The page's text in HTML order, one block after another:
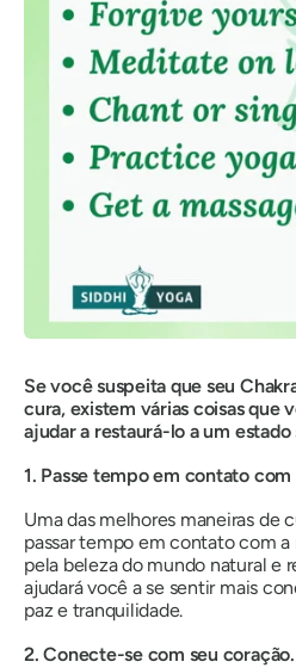
Se você suspeita que seu
cura, existem várias coisas que
ajudar a restaurá-lo a um
1. Passe tempo em contato com
Uma das melhores maneiras de
passar tempo em contato com a
pela beleza do mundo natural e
ajudará você a se sentir mais
paz e tranquilidade.
2. Conecte-se com seu coração.